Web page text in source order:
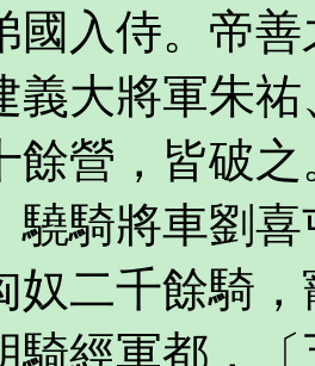
國入侍。帝
義大將軍朱
餘營，皆破
驍騎將車劉
奴二千餘騎
騎經軍都，